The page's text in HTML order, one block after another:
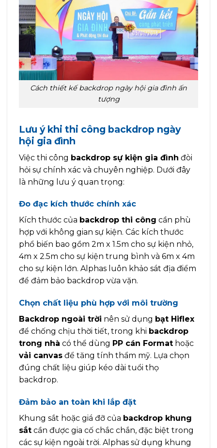
Cách thiết kế backdrop ngày hội gia đình ấn
tượng
Lưu ý khi thi công backdrop ngày
hội gia đình
Việc thi công backdrop sự kiện gia đình đòi
hỏi sự chính xác và chuyên nghiệp. Dưới đây
là những lưu ý quan trọng:
Đo đạc kích thước chính xác
Kích thước của backdrop thi công cần phù
hợp với không gian sự kiện. Các kích thước
phổ biến bao gồm 2m x 1.5m cho sự kiện nhỏ,
4m x 2.5m cho sự kiện trung bình và 6m x 4m
cho sự kiện lớn. Alphas luôn khảo sát địa điểm
để đảm bảo backdrop vừa vặn.
Chọn chất liệu phù hợp với môi trường
Backdrop ngoài trời nên sử dụng bạt Hiflex
để chống chịu thời tiết, trong khi backdrop
trong nhà có thể dùng PP cán Format hoặc
vải canvas để tăng tính thẩm mỹ. Lựa chọn
đúng chất liệu giúp kéo dài tuổi thọ
backdrop.
Đảm bảo an toàn khi lắp đặt
Khung sắt hoặc giá đỡ của backdrop khung
sắt cần được gia cố chắc chắn, đặc biệt trong
các sự kiện ngoài trời. Alphas sử dụng khung